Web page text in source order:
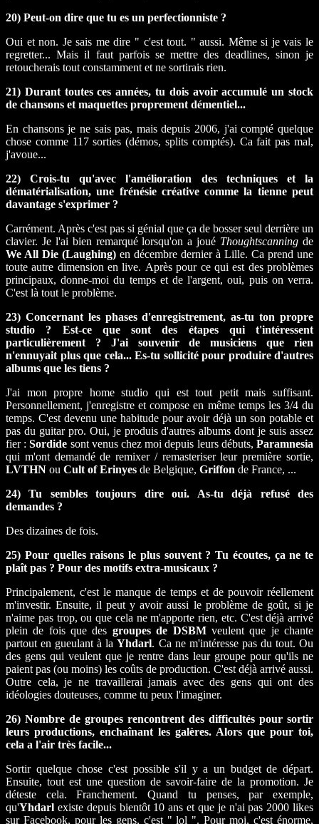
20) Peut-on dire que tu es un perfectionniste ?
Oui et non. Je sais me dire " c'est tout. " aussi. Même si je vais le
regretter... Mais il faut parfois se mettre des deadlines, sinon je
retoucherais tout constamment et ne sortirais rien.
21) Durant toutes ces années, tu dois avoir accumulé un stock
de chansons et maquettes proprement démentiel...
En chansons je ne sais pas, mais depuis 2006, j'ai compté quelque
chose comme 117 sorties (démos, splits comptés). Ca fait pas mal,
j'avoue...
22) Crois-tu qu'avec l'amélioration des techniques et la
dématérialisation, une frénésie créative comme la tienne peut
davantage s'exprimer ?
Carrément. Après c'est pas si génial que ça de bosser seul derrière un
clavier. Je l'ai bien remarqué lorsqu'on a joué Thoughtscanning de
We All Die (Laughing) en décembre dernier à Lille. Ca prend une
toute autre dimension en live. Après pour ce qui est des problèmes
principaux, donne-moi du temps et de l'argent, oui, puis on verra.
C'est là tout le problème.
23) Concernant les phases d'enregistrement, as-tu ton propre
studio ? Est-ce que sont des étapes qui t'intéressent
particulièrement ? J'ai souvenir de musiciens que rien
n'ennuyait plus que cela... Es-tu sollicité pour produire d'autres
albums que les tiens ?
J'ai mon propre home studio qui est tout petit mais suffisant.
Personnellement, j'enregistre et compose en même temps les 3/4 du
temps. C'est devenu une habitude pour avoir déjà un son potable et
pas du guitar pro. Oui, je produis d'autres albums dont je suis assez
fier :Sordide sont venus chez moi depuis leurs débuts,Paramnesia
qui m'ont demandé de remixer / remasteriser leur première sortie,
LVTHN ou Cult of Erinyes de Belgique, Griffon de France, ...
24) Tu sembles toujours dire oui. As-tu déjà refusé des
demandes ?
Des dizaines de fois.
25) Pour quelles raisons le plus souvent ? Tu écoutes, ça ne te
plaît pas ? Pour des motifs extra-musicaux ?
Principalement, c'est le manque de temps et de pouvoir réellement
m'investir. Ensuite, il peut y avoir aussi le problème de goût, si je
n'aime pas trop, ou que cela ne m'apporte rien, etc. C'est déjà arrivé
plein de fois que des groupes de DSBMveulent que je chante
partout en gueulant à laYhdarl. Ca ne m'intéresse pas du tout. Ou
des gens qui veulent que je rentre dans leur groupe pour qu'ils ne
paient pas (ou moins) les coûts de production. C'est déjà arrivé aussi.
Outre cela, je ne travaillerai jamais avec des gens qui ont des
idéologies douteuses, comme tu peux l'imaginer.
26) Nombre de groupes rencontrent des difficultés pour sortir
leurs productions, enchaînant les galères. Alors que pour toi,
cela a l'air très facile...
Sortir quelque chose c'est possible s'il y a un budget de départ.
Ensuite, tout est une question de savoir-faire de la promotion. Je
déteste cela. Franchement. Quand tu penses, par exemple,
qu'Yhdarl existe depuis bientôt 10 ans et que je n'ai pas 2000 likes
sur Facebook, pour les gens, c'est " lol ". Pour moi, c'est énorme,